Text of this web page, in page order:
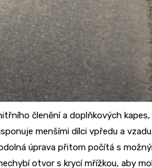
členění a doplňkových kapes,
menšími dílci vpředu a
úprava přitom počítá s
otvor s krycí mřížkou, aby